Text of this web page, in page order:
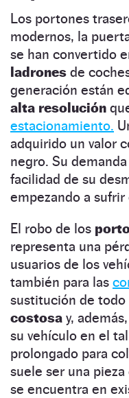
Los portones
modernos, la
se han convertido
ladrones de
generación están
alta resolución
estacionamiento.
adquirido un valor
negro. Su
facilidad de su
empezando a
El robo de los
representa una
usuarios de los
también para las
sustitución de
costosa y,
su vehículo en el
prolongado para
suele ser una
se encuentra en